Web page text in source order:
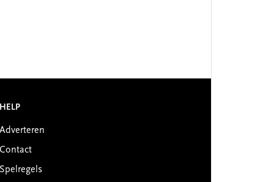
HELP
Adverteren
Contact
Spelregels